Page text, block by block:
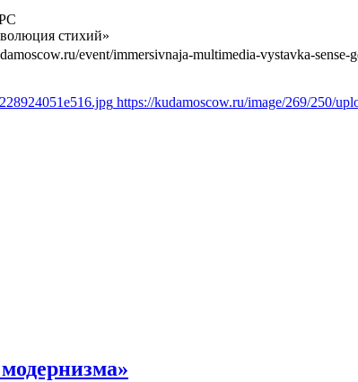
стихий»
event/immersivnaja-multimedia-vystavka-sense-
https://kudamoscow.ru/image/269/250/